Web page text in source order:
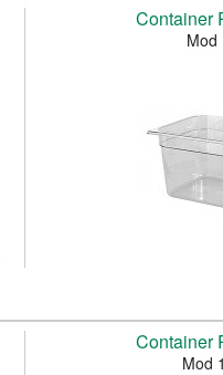
Container
Mod
Container
Mod